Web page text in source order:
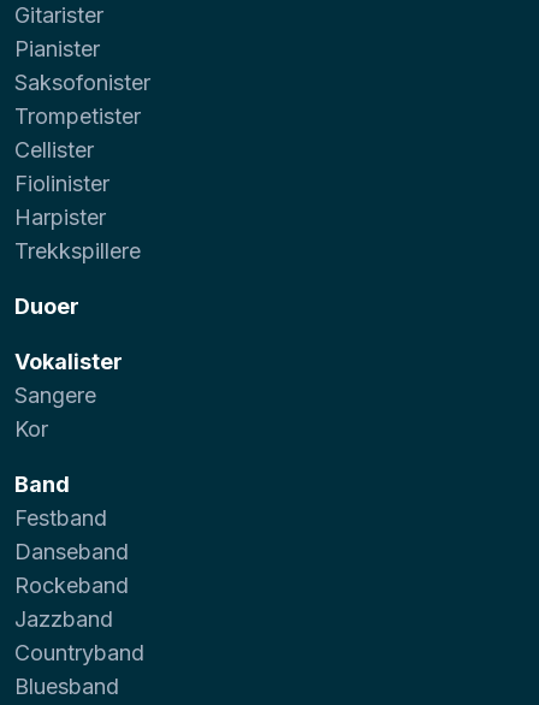
Gitarister
Pianister
Saksofonister
Trompetister
Cellister
Fiolinister
Harpister
Trekkspillere
Duoer
Vokalister
Sangere
Kor
Band
Festband
Danseband
Rockeband
Jazzband
Countryband
Bluesband